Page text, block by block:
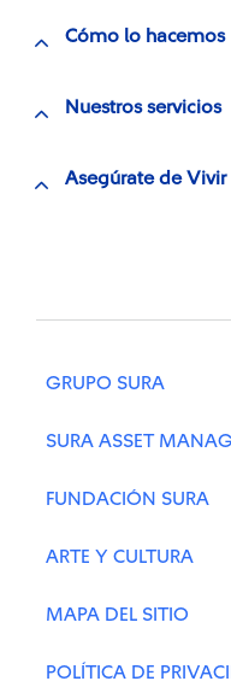
Cómo lo hacemos
Nuestros servicios
Asegúrate de Vivir
GRUPO SURA
SURA ASSET
FUNDACIÓN SURA
ARTE Y CULTURA
MAPA DEL SITIO
POLÍTICA DE